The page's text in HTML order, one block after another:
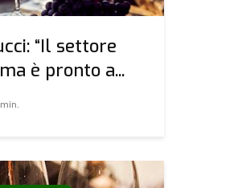
“Il settore
è pronto a...